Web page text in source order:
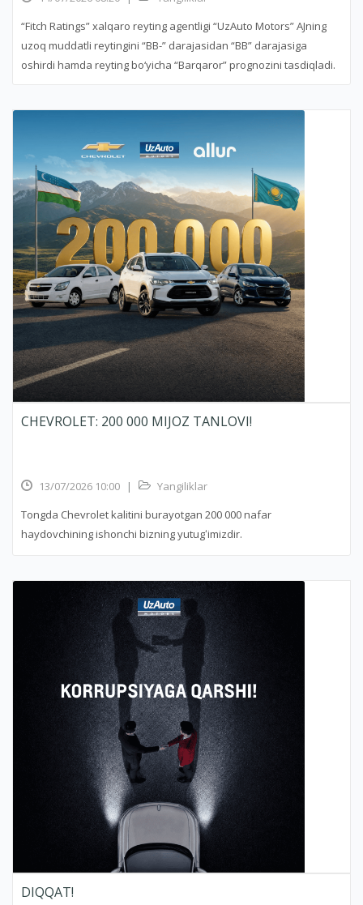
“Fitch Ratings” xalqaro reyting agentligi “UzAuto Motors” AJning
uzoq muddatli reytingini “BB-” darajasidan “BB” darajasiga
oshirdi hamda reyting bo‘yicha “Barqaror” prognozini tasdiqladi.
CHEVROLET: 200 000 MIJOZ TANLOVI!
13/07/2026 10:00 |
Yangiliklar
Tongda Chevrolet kalitini burayotgan 200 000 nafar
haydovchining ishonchi bizning yutugʻimizdir.
DIQQAT!